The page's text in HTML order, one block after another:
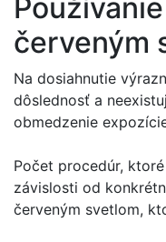
červeným
Na dosiahnutie
dôslednosť a
obmedzenie
Počet procedúr,
závislosti od
červeným svetlom,